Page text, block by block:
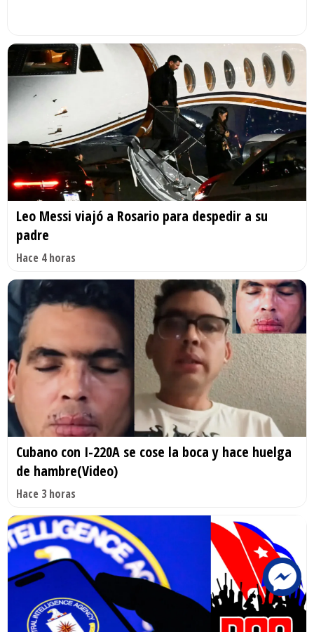
Leo Messi viajó a Rosario para despedir a su
padre
Hace 4 horas
Cubano con I-220A se cose la boca y hace huelga
de hambre(Video)
Hace 3 horas